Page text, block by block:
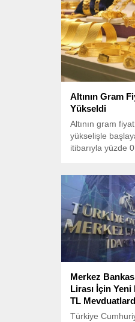
Altının Gram
Yükseldi
Altının gram
yükselişle
itibarıyla yüzde
Merkez
Lirası İçin
TL
Türkiye